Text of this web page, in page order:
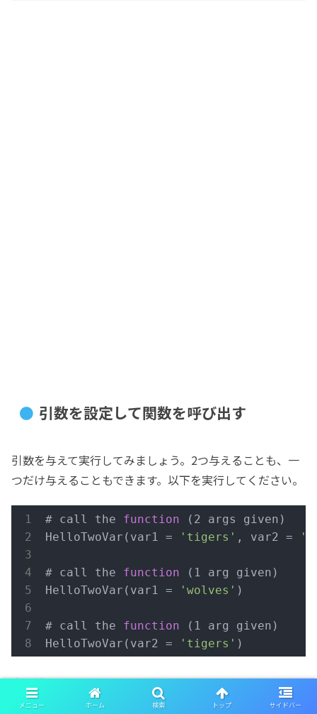
引数を設定して関数を呼び出す
引数を与えて実行してみましょう。2つ与えることも、一
つだけ与えることもできます。以下を実行してください。
# call the function
(2 args given)
HelloTwoVar(var1 =
'tigers' , var2 =
# call the function
(1 arg given)
HelloTwoVar(var1 =
'wolves' )
# call the function
(1 arg given)
HelloTwoVar(var2 =
'tigers' )
実行結果は以下です。
メニュー ホーム 検索 トップ サイドバー